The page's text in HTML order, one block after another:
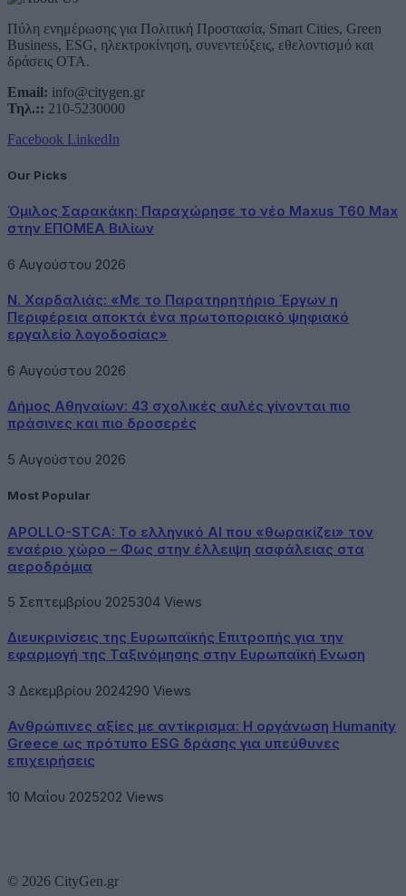
Πύλη ενημέρωσης για Πολιτική Προστασία, Smart Cities, Green
Business, ESG, ηλεκτροκίνηση, συνεντεύξεις, εθελοντισμό και
δράσεις ΟΤΑ.
Email: info@citygen.gr
Τηλ.:: 210-5230000
Facebook LinkedIn
Our Picks
Όμιλος Σαρακάκη: Παραχώρησε το νέο Maxus T60 Max
στην ΕΠΟΜΕΑ Βιλίων
6 Αυγούστου 2026
Ν. Χαρδαλιάς: «Με το Παρατηρητήριο Έργων η
Περιφέρεια αποκτά ένα πρωτοποριακό ψηφιακό
εργαλείο λογοδοσίας»
6 Αυγούστου 2026
Δήμος Αθηναίων: 43 σχολικές αυλές γίνονται πιο
πράσινες και πιο δροσερές
5 Αυγούστου 2026
Most Popular
APOLLO-STCA: Το ελληνικό AI που «θωρακίζει» τον
εναέριο χώρο – Φως στην έλλειψη ασφάλειας στα
αεροδρόμια
5 Σεπτεμβρίου 2025304 Views
Διευκρινίσεις της Ευρωπαϊκής Επιτροπής για την
εφαρμογή της Ταξινόμησης στην Ευρωπαϊκή Ενωση
3 Δεκεμβρίου 2024290 Views
Ανθρώπινες αξίες με αντίκρισμα: Η οργάνωση Humanity
Greece ως πρότυπο ESG δράσης για υπεύθυνες
επιχειρήσεις
10 Μαΐου 2025202 Views
© 2026 CityGen.gr